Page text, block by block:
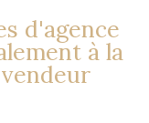
d'agence
à la